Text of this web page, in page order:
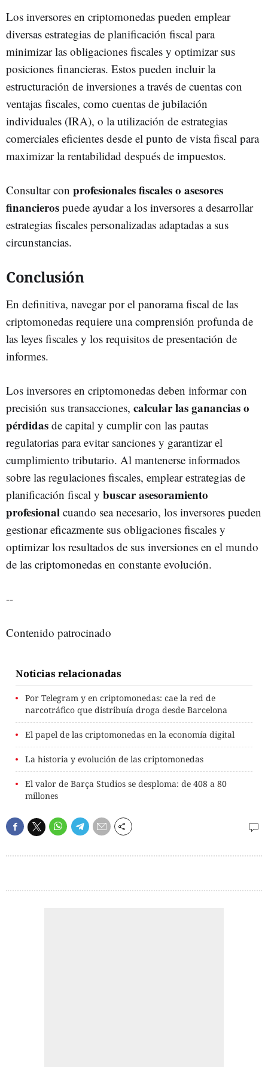
Los inversores en criptomonedas pueden emplear
diversas estrategias de planificación fiscal para
minimizar las obligaciones fiscales y optimizar sus
posiciones financieras. Estos pueden incluir la
estructuración de inversiones a través de cuentas con
ventajas fiscales, como cuentas de jubilación
individuales (IRA), o la utilización de estrategias
comerciales eficientes desde el punto de vista fiscal para
maximizar la rentabilidad después de impuestos.
Consultar con profesionales fiscales o asesores
financieros puede ayudar a los inversores a desarrollar
estrategias fiscales personalizadas adaptadas a sus
circunstancias.
Conclusión
En definitiva, navegar por el panorama fiscal de las
criptomonedas requiere una comprensión profunda de
las leyes fiscales y los requisitos de presentación de
informes.
Los inversores en criptomonedas deben informar con
precisión sus transacciones, calcular las ganancias o
pérdidas de capital y cumplir con las pautas
regulatorias para evitar sanciones y garantizar el
cumplimiento tributario. Al mantenerse informados
sobre las regulaciones fiscales, emplear estrategias de
planificación fiscal y buscar asesoramiento
profesional cuando sea necesario, los inversores pueden
gestionar eficazmente sus obligaciones fiscales y
optimizar los resultados de sus inversiones en el mundo
de las criptomonedas en constante evolución.
--
Contenido patrocinado
Noticias relacionadas
Por Telegram y en criptomonedas: cae la red de
narcotráfico que distribuía droga desde Barcelona
El papel de las criptomonedas en la economía digital
La historia y evolución de las criptomonedas
El valor de Barça Studios se desploma: de 408 a 80
millones